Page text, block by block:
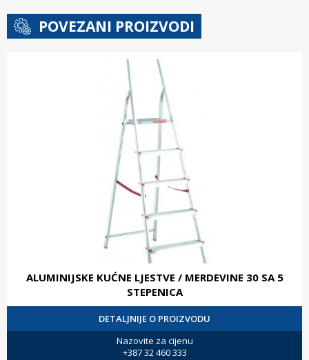
POVEZANI PROIZVODI
ALUMINIJSKE KUĆNE LJESTVE / MERDEVINE 30 SA 5
STEPENICA
DETALJNIJE O PROIZVODU
Nazovite za cijenu
+387 32 460 333